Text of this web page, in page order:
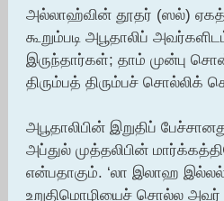
அல்லாஹ்வின் தூதர் (ஸல்)
கூறும்படி அபூதாலிப்
இருந்தார்கள்; தாம் முன்பு
திரும்பத் திரும்பச் சொல்லிக்
அபூதாலிபின் இறுதிப்
அப்துல் முத்தலிபின்
என்பதாகும். ‘லா இலாஹ
உறுதிமொழியைச் சொல்ல அவர்